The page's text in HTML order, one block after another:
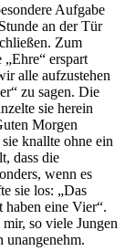
Aufgabe
an der Tür
Zum
Ehre
erspart
alle aufzustehen
zu sagen. Die
sie herein
Morgen
knallte ohne ein
dass die
wenn es
sie los:
Das
haben eine Vier .
so viele Jungen